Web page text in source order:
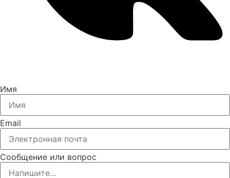
Имя
Email
Сообщение или вопрос